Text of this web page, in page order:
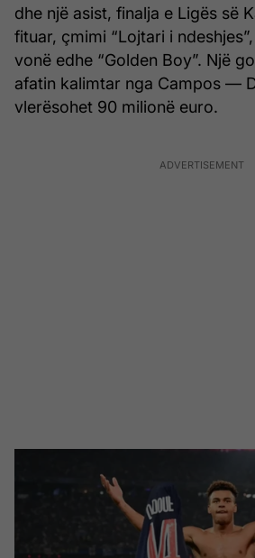
dhe një asist, finalja e Ligës së
fituar, çmimi “Lojtari i
vonë edhe “Golden Boy”. Një
afatin kalimtar nga Campos —
vlerësohet 90 milionë euro.